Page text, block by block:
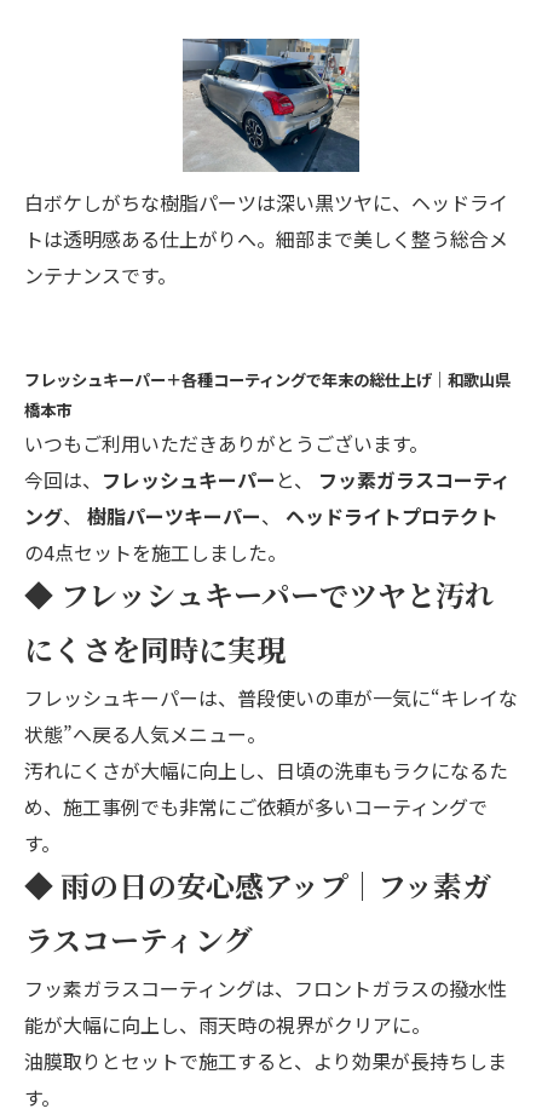
白ボケしがちな樹脂パーツは深い黒ツヤに、ヘッドライ
トは透明感ある仕上がりへ。細部まで美しく整う総合メ
ンテナンスです。
フレッシュキーパー＋各種コーティングで年末の総仕上げ｜和歌山県
橋本市
いつもご利用いただきありがとうございます。
今回は、 フレッシュキーパー と、 フッ素ガラスコーティ
ング、 樹脂パーツキーパー、 ヘッドライトプロテクト
の4点セットを施工しました。
◆ フレッシュキーパーでツヤと汚れ
にくさを同時に実現
フレッシュキーパーは、普段使いの車が一気に“キレイな
状態”へ戻る人気メニュー。
汚れにくさが大幅に向上し、日頃の洗車もラクになるた
め、 施工事例でも非常にご依頼が多いコーティングで
す。
◆ 雨の日の安心感アップ｜フッ素ガ
ラスコーティング
フッ素ガラスコーティングは、フロントガラスの撥水性
能が大幅に向上し、雨天時の視界がクリアに。
油膜取り とセットで施工すると、より効果が長持ちしま
す。